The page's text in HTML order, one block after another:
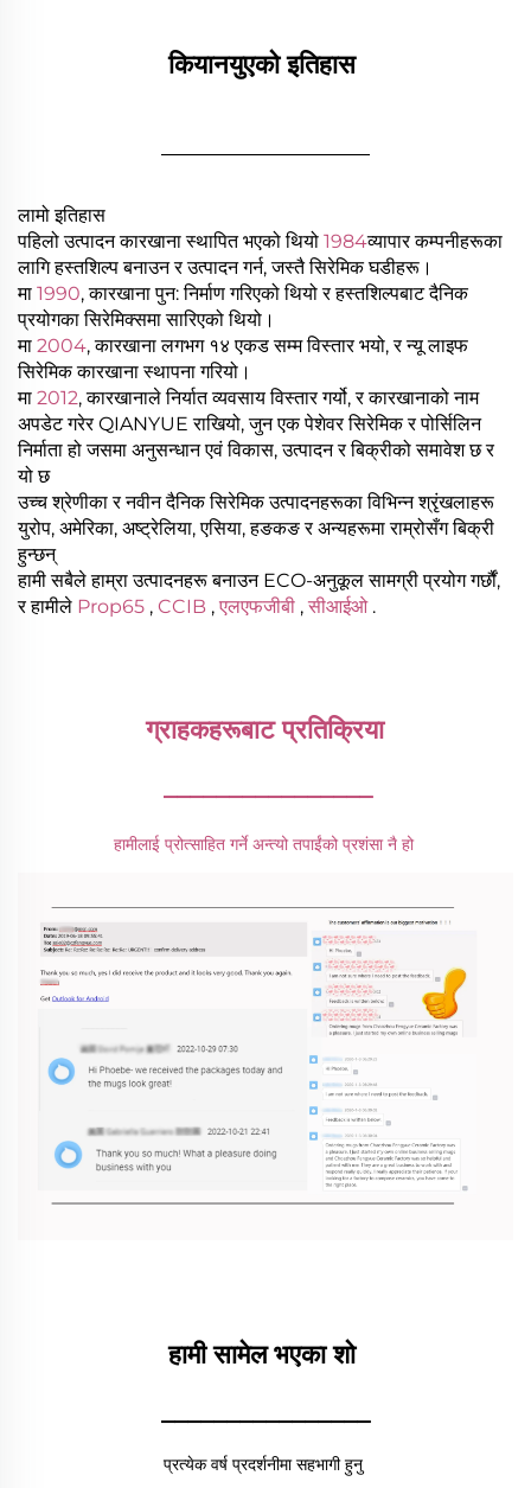
कियानयुएको इतिहास
लामो इतिहास
पहिलो उत्पादन कारखाना स्थापित भएको थियो 1984व्यापार कम्पनीहरूका
लागि हस्तशिल्प बनाउन र उत्पादन गर्न, जस्तै सिरेमिक घडीहरू।
मा 1990, कारखाना पुन: निर्माण गरिएको थियो र हस्तशिल्पबाट दैनिक
प्रयोगका सिरेमिक्समा सारिएको थियो।
मा 2004, कारखाना लगभग १४ एकड सम्म विस्तार भयो, र न्यू लाइफ
सिरेमिक कारखाना स्थापना गरियो।
मा 2012, कारखानाले निर्यात व्यवसाय विस्तार गर्यो, र कारखानाको नाम
अपडेट गरेर QIANYUE राखियो, जुन एक पेशेवर सिरेमिक र पोर्सिलिन
निर्माता हो जसमा अनुसन्धान एवं विकास, उत्पादन र बिक्रीको समावेश छ र
यो छ
उच्च श्रेणीका र नवीन दैनिक सिरेमिक उत्पादनहरूका विभिन्न श्रृंखलाहरू
युरोप, अमेरिका, अष्ट्रेलिया, एसिया, हङकङ र अन्यहरूमा राम्रोसँग बिक्री
हुन्छन्
हामी सबैले हाम्रा उत्पादनहरू बनाउन ECO-अनुकूल सामग्री प्रयोग गर्छौं,
र हामीले Prop65 , CCIB , एलएफजीबी , सीआईओ .
ग्राहकहरूबाट प्रतिक्रिया
________________
हामीलाई प्रोत्साहित गर्ने अन्त्यो तपाईंको प्रशंसा नै हो
हामी सामेल भएका शो
________________
प्रत्येक वर्ष प्रदर्शनीमा सहभागी हुनु